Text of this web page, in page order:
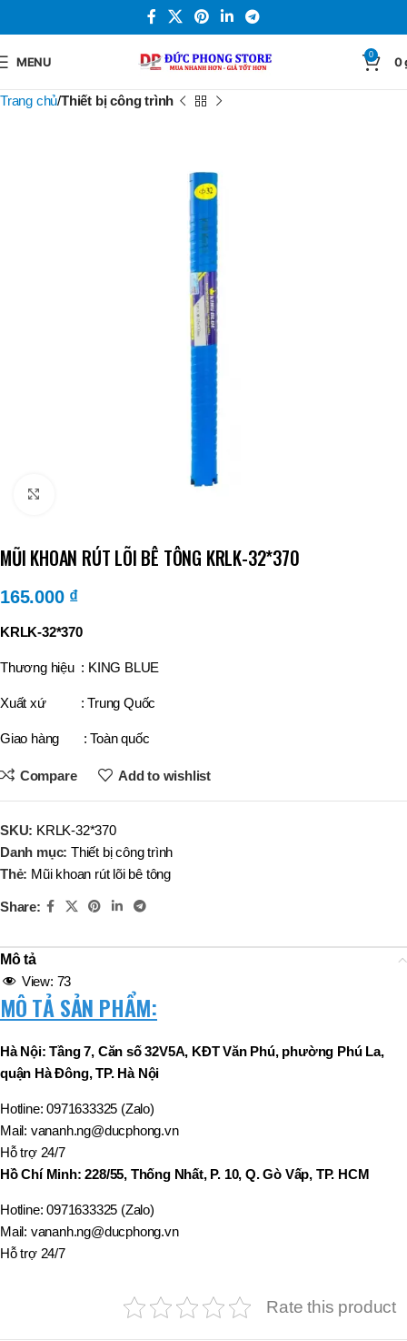
MENU 0 0
Trang chủ Thiết bị công trình
MŨI KHOAN RÚT LÕI BÊ TÔNG KRLK-32*370
165.000 ₫
KRLK-32*370
Thương hiệu : KING BLUE
Xuất xứ : Trung Quốc
Giao hàng : Toàn quốc
Compare Add to wishlist
SKU: KRLK-32*370
Danh mục: Thiết bị công trình
Thẻ: Mũi khoan rút lõi bê tông
Share:
Mô tả
View: 73
MÔ TẢ SẢN PHẨM:
Hà Nội: Tầng 7, Căn số 32V5A, KĐT Văn Phú, phường Phú La,
quận Hà Đông, TP. Hà Nội
Hotline: 0971633325 (Zalo)
Mail: vananh.ng@ducphong.vn
Hỗ trợ 24/7
Hồ Chí Minh: 228/55, Thống Nhất, P. 10, Q. Gò Vấp, TP. HCM
Hotline: 0971633325 (Zalo)
Mail: vananh.ng@ducphong.vn
Hỗ trợ 24/7
Rate this product